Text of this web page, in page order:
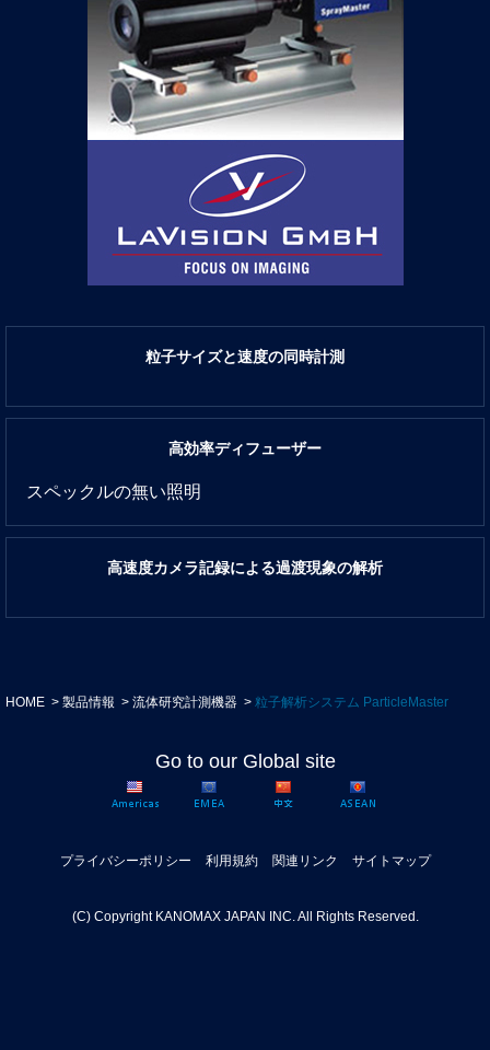
粒子サイズと速度の同時計測
高効率ディフューザー
スペックルの無い照明
高速度カメラ記録による過渡現象の解析
HOME 製品情報 流体研究計測機器 粒子解析システム ParticleMaster
Go to our Global site
プライバシーポリシー 利用規約 関連リンク サイトマップ
(C) Copyright KANOMAX JAPAN INC. All Rights Reserved.